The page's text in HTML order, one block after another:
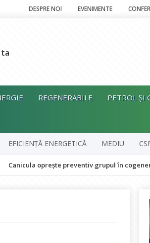
DESPRE NOI EVENIMENTE
REGENERABILE PETROL ȘI
EFICIENȚĂ ENERGETICĂ MEDIU
oprește preventiv grupul în cogenerare de la